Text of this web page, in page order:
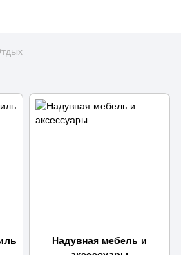
Надувная мебель и